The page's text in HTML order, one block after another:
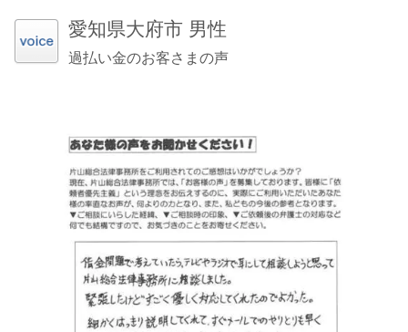
愛知県大府市 男性
過払い金のお客さまの声